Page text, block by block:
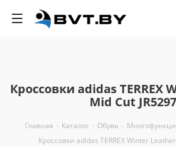
Кроссовки adidas TERREX
Mid Cut JR5297
Главная - Каталог - Обувь -
Кроссовки adidas TERREX Winter